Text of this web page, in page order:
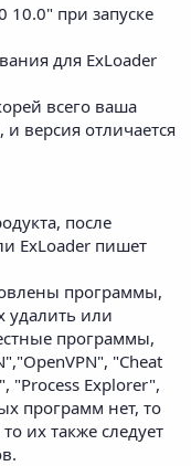
при запуске
для ExLoader
всего ваша
и версия отличается
после
ExLoader пишет
программы,
удалить или
программы,
"Cheat
"Process Explorer",
программ нет, то
их также следует